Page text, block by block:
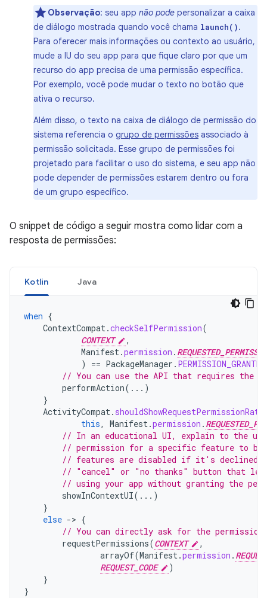
Observação: seu app não pode personalizar a caixa
de diálogo mostrada quando você chama launch().
Para oferecer mais informações ou contexto ao usuário,
mude a IU do seu app para que fique claro por que um
recurso do app precisa de uma permissão específica.
Por exemplo, você pode mudar o texto no botão que
ativa o recurso.
Além disso, o texto na caixa de diálogo de permissão do
sistema referencia o grupo de permissões associado à
permissão solicitada. Esse grupo de permissões foi
projetado para facilitar o uso do sistema, e seu app não
pode depender de permissões estarem dentro ou fora
de um grupo específico.
O snippet de código a seguir mostra como lidar com a
resposta de permissões:
Kotlin Java
when {
ContextCompat.checkSelfPermission(
CONTEXT
,
Manifest.permission .
)
== PackageManager . PERMISSION_GRANTED
// You can use the API that requires the
performAction(...)
}
ActivityCompat.
this, Manifest.permission .
// In an educational UI, explain to the
// permission for a specific feature to
// features are disabled if it's
// "cancel" or "no thanks" button that
// using your app without granting the
showInContextUI(...)
}
else -> {
// You can directly ask for the
requestPermissions(CONTEXT
,
arrayOf(Manifest.permission .
REQUEST_CODE
)
}
}